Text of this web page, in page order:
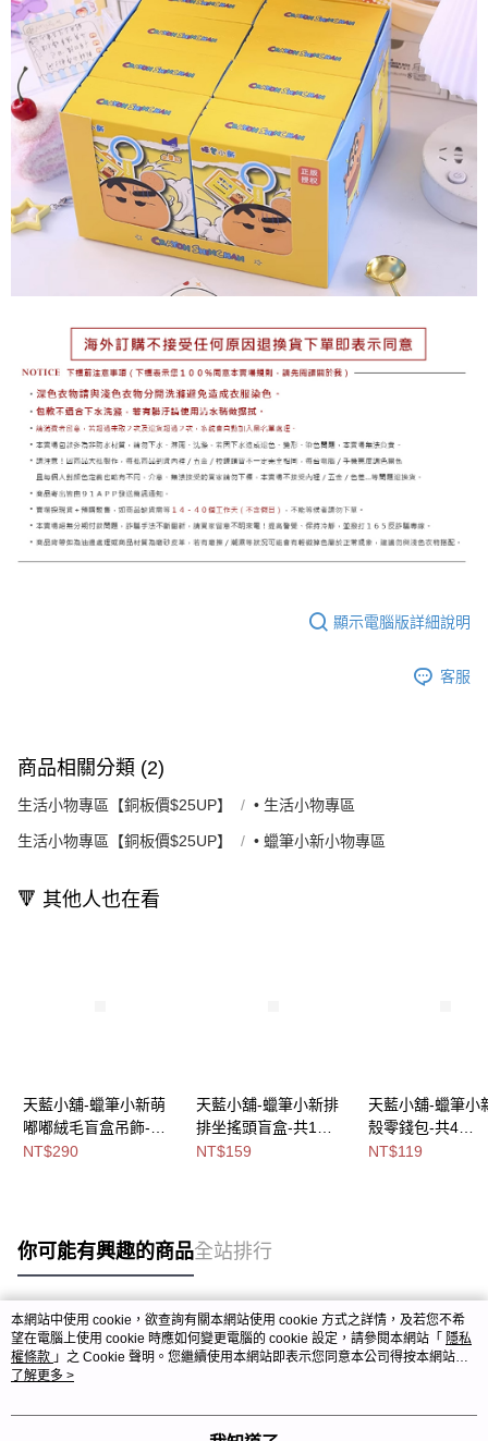
顯示電腦版詳細說明
客服
商品相關分類 (2)
生活小物專區【銅板價$25UP】 • 生活小物專區
生活小物專區【銅板價$25UP】 • 蠟筆小新小物專區
🔻 其他人也在看
天藍小舖-蠟筆小新萌
嘟嘟絨毛盲盒吊飾-單1
款-$290【A11115630
NT$290
天藍小舖-蠟筆小新排
排坐搖頭盲盒-共1
色-$159【A11115958
NT$159
天藍小舖-蠟筆小
殼零錢包-共4
色-$119【
NT$119
你可能有興趣的商品全站排行
熱門標籤
本網站中使用 cookie，欲查詢有關本網站使用 cookie 方式之詳情，及若您不希
望在電腦上使用 cookie 時應如何變更電腦的 cookie 設定，請參閱本網站「 隱私
權條款 」之 Cookie 聲明。您繼續使用本網站即表示您同意本公司得按本網站使
用條款之 Cookie 聲明使用 cookie。
了解更多 >